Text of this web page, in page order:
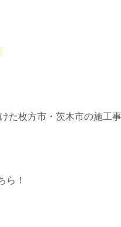
た枚方市・茨木市の施工
ら！